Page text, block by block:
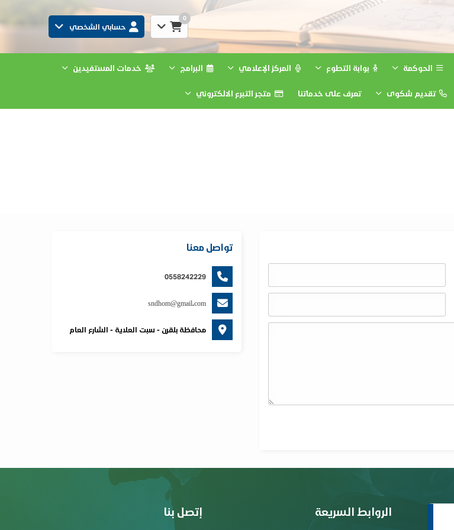
0
حسابي الشخصي
الحوكمة بوابة التطوع المركز الإعلامي البرامج خدمات المستفيدين
تقديم شكوى تعرف على خدماتنا متجر التبرع الالكتروني
تواصل معنا
0558242229
sndhom@gmail.com
محافظة بلقرن - سبت العلاية - الشارع العام
الروابط السريعة إتصل بنا